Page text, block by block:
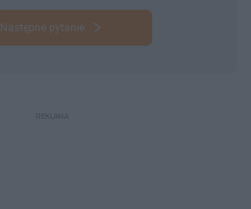
Następne pytanie